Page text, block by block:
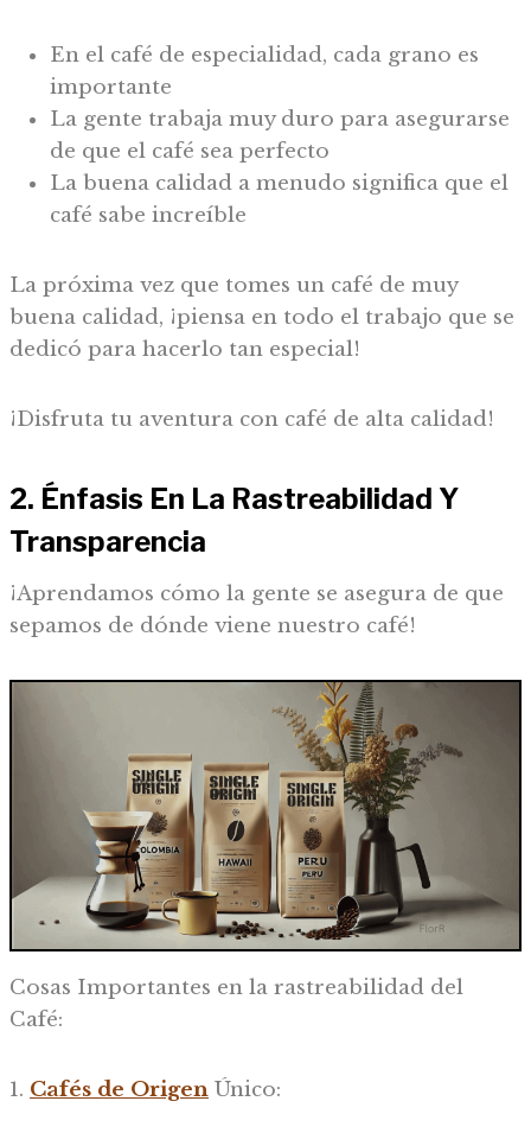
En el café de especialidad, cada grano es
importante
La gente trabaja muy duro para asegurarse
de que el café sea perfecto
La buena calidad a menudo significa que el
café sabe increíble
La próxima vez que tomes un café de muy
buena calidad, ¡piensa en todo el trabajo que se
dedicó para hacerlo tan especial!
¡Disfruta tu aventura con café de alta calidad!
2. Énfasis En La Rastreabilidad Y
Transparencia
¡Aprendamos cómo la gente se asegura de que
sepamos de dónde viene nuestro café!
Cosas Importantes en la rastreabilidad del
Café:
1. Cafés de Origen Único: